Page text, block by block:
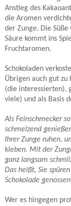
Anstieg des
die Aromen
der Zunge. Die
Säure kommt ins
Fruchtaromen.
Schokoladen
Übrigen auch gut zu
(die interessierten),
viele) und als Basis
Als Feinschmecker
schmelzend
Ihrer Zunge ruhen,
kleben. Mit der
ganz langsam
Das heißt, Sie
Schokolade
Wer es hingegen